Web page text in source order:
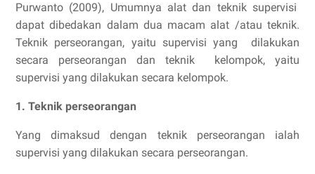
Purwanto (2009), Umumnya alat dan teknik supervisi
dapat dibedakan dalam dua macam alat /atau teknik.
Teknik perseorangan, yaitu supervisi yang dilakukan
secara perseorangan dan teknik kelompok, yaitu
supervisi yang dilakukan secara kelompok.
1. Teknik perseorangan
Yang dimaksud dengan teknik perseorangan ialah
supervisi yang dilakukan secara perseorangan.